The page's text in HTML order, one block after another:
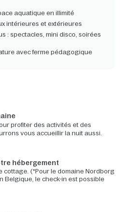
aquatique en illimité
intérieures et extérieures
: spectacles, mini disco, soirées
avec ferme pédagogique
profiter des activités et des
vous accueillir la nuit aussi.
hébergement
cottage. (*Pour le domaine Nordborg
Belgique, le check-in est possible